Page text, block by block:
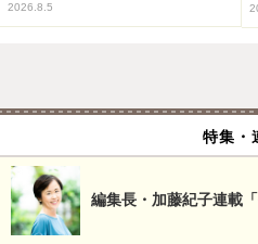
2026.8.5
特集・
編集長・加藤紀子連載